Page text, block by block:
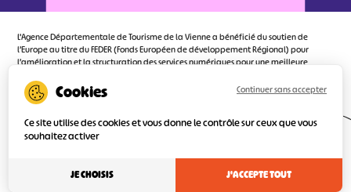
L'Agence Départementale de Tourisme de la Vienne a bénéficié du soutien de
l’Europe au titre du FEDER (Fonds Européen de développement Régional) pour
l’amélioration et la structuration des services numériques pour une meilleure
d’orienter au mieux le visiteur.
Ce site utilise des cookies et vous donne le contrôle sur ceux que vous
souhaitez activer
J'ACCEPTE TOUT
Continuer sans accepter
JE CHOISIS